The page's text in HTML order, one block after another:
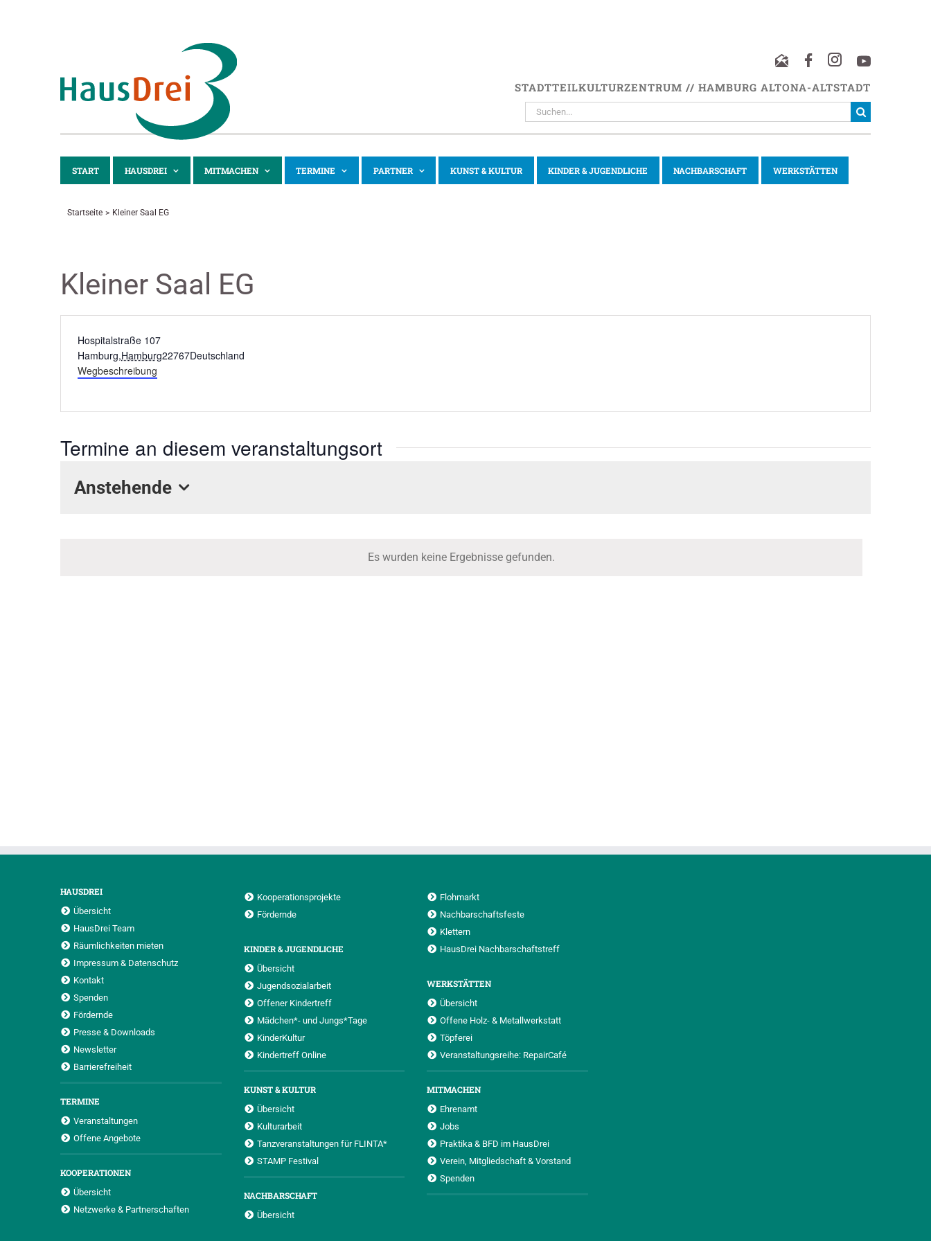
STADTTEILKULTURZENTRUM // HAMBURG ALTONA-ALTSTADT
SUCHE
NACH:
START HAUSDREI MITMACHEN TERMINE PARTNER KUNST & KULTUR KINDER & JUGENDLICHE NACHBARSCHAFT WERKSTÄTTEN
Startseite Kleiner Saal EG
Kleiner Saal EG
Adresse
Hospitalstraße 107
Hamburg,Hamburg22767Deutschland
Wegbeschreibung
Termine an diesem veranstaltungsort
Hinweis
Es wurden keine Ergebnisse gefunden.
Anstehende
HAUSDREI
Übersicht
HausDrei Team
Räumlichkeiten mieten
Impressum & Datenschutz
Kontakt
Spenden
Fördernde
Presse & Downloads
Newsletter
Barrierefreiheit
TERMINE
Veranstaltungen
Offene Angebote
KOOPERATIONEN
Übersicht
Netzwerke & Partnerschaften
Kooperationsprojekte
Fördernde
KINDER & JUGENDLICHE
Übersicht
Jugendsozialarbeit
Offener Kindertreff
Mädchen*- und Jungs*Tage
KinderKultur
Kindertreff Online
KUNST & KULTUR
Übersicht
Kulturarbeit
Tanzveranstaltungen für FLINTA*
STAMP Festival
NACHBARSCHAFT
Übersicht
Flohmarkt
Nachbarschaftsfeste
Klettern
HausDrei Nachbarschaftstreff
WERKSTÄTTEN
Übersicht
Offene Holz- & Metallwerkstatt
Töpferei
Veranstaltungsreihe: RepairCafé
MITMACHEN
Ehrenamt
Jobs
Praktika & BFD im HausDrei
Verein, Mitgliedschaft & Vorstand
Spenden